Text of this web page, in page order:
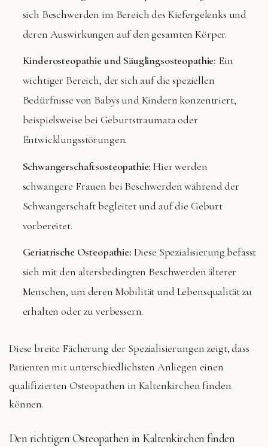
sich Beschwerden im Bereich des Kiefergelenks und
deren Auswirkungen auf den gesamten Körper.
Kinderosteopathie und Säuglingsosteopathie: Ein
wichtiger Bereich, der sich auf die speziellen
Bedürfnisse von Babys und Kindern konzentriert,
beispielsweise bei Geburtstraumata oder
Entwicklungsstörungen.
Schwangerschaftsosteopathie: Hier werden
schwangere Frauen bei Beschwerden während der
Schwangerschaft begleitet und auf die Geburt
vorbereitet.
Geriatrische Osteopathie: Diese Spezialisierung befasst
sich mit den altersbedingten Beschwerden älterer
Menschen, um deren Mobilität und Lebensqualität zu
erhalten oder zu verbessern.
Diese breite Fächerung der Spezialisierungen zeigt, dass
Patienten mit unterschiedlichsten Anliegen einen
qualifizierten Osteopathen in Kaltenkirchen finden
können.
Den richtigen Osteopathen in Kaltenkirchen finden